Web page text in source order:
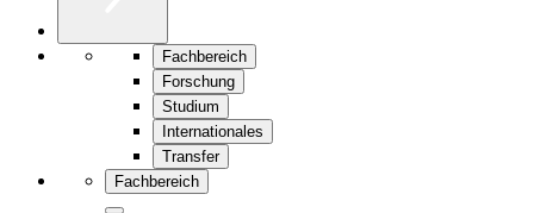
Fachbereich
Forschung
Studium
Internationales
Transfer
Fachbereich